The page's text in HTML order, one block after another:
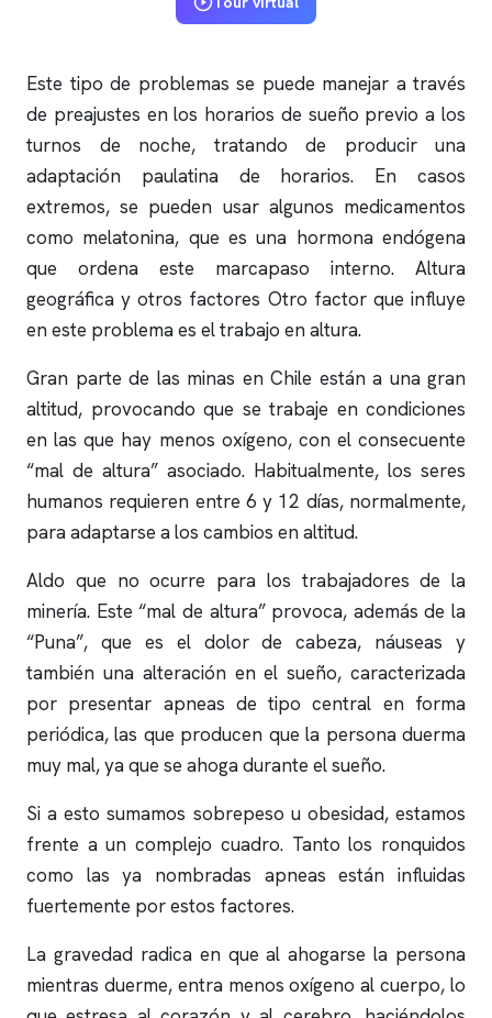
Este tipo de problemas se puede manejar a través
de preajustes en los horarios de sueño previo a los
turnos de noche, tratando de producir una
adaptación paulatina de horarios. En casos
extremos, se pueden usar algunos medicamentos
como melatonina, que es una hormona endógena
que ordena este marcapaso interno. Altura
geográfica y otros factores Otro factor que influye
en este problema es el trabajo en altura.
Gran parte de las minas en Chile están a una gran
altitud, provocando que se trabaje en condiciones
en las que hay menos oxígeno, con el consecuente
“mal de altura” asociado. Habitualmente, los seres
humanos requieren entre 6 y 12 días, normalmente,
para adaptarse a los cambios en altitud.
Aldo que no ocurre para los trabajadores de la
minería. Este “mal de altura” provoca, además de la
“Puna”, que es el dolor de cabeza, náuseas y
también una alteración en el sueño, caracterizada
por presentar apneas de tipo central en forma
periódica, las que producen que la persona duerma
muy mal, ya que se ahoga durante el sueño.
Si a esto sumamos sobrepeso u obesidad, estamos
frente a un complejo cuadro. Tanto los ronquidos
como las ya nombradas apneas están influidas
fuertemente por estos factores.
La gravedad radica en que al ahogarse la persona
mientras duerme, entra menos oxígeno al cuerpo, lo